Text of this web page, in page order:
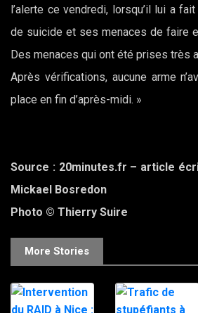
l’alerte ce vendredi, lorsqu’il lui a
de suicide et ses menaces de faire
Des menaces qui ont été prises très
Après vérifications, aucune arme
place en fin d’après-midi. »
Source : 20minutes.fr – article
Mickael Bosredon
Photo © Thierry Suire
More Stories